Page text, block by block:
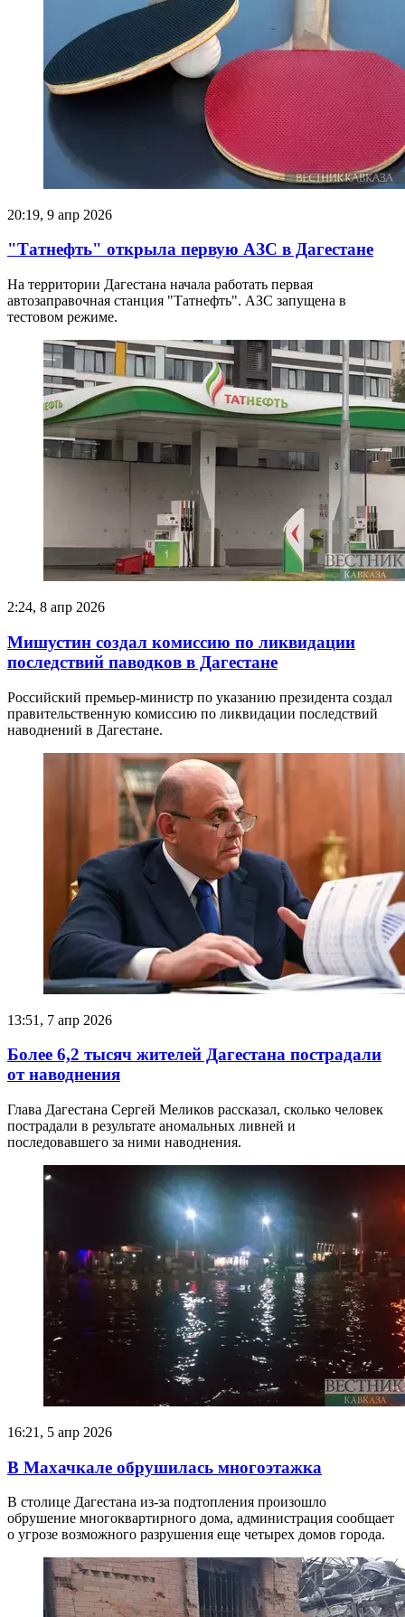
20:19, 9 апр 2026
"Татнефть" открыла первую АЗС в Дагестане
На территории Дагестана начала работать первая
автозаправочная станция "Татнефть". АЗС запущена в
тестовом режиме.
2:24, 8 апр 2026
Мишустин создал комиссию по ликвидации
последствий паводков в Дагестане
Российский премьер-министр по указанию президента создал
правительственную комиссию по ликвидации последствий
наводнений в Дагестане.
13:51, 7 апр 2026
Более 6,2 тысяч жителей Дагестана пострадали
от наводнения
Глава Дагестана Сергей Меликов рассказал, сколько человек
пострадали в результате аномальных ливней и
последовавшего за ними наводнения.
16:21, 5 апр 2026
В Махачкале обрушилась многоэтажка
В столице Дагестана из-за подтопления произошло
обрушение многоквартирного дома, администрация сообщает
о угрозе возможного разрушения еще четырех домов города.